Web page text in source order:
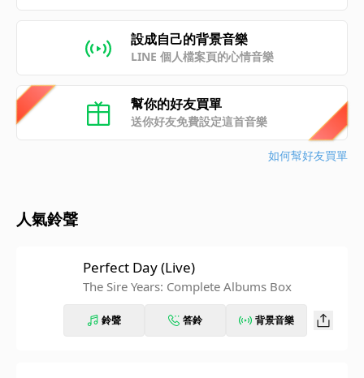
設成自己的背景音樂
LINE 個人檔案頁的心情音樂
幫你的好友買單
送你好友免費設定這首音樂
如何幫好友買單
人氣鈴聲
Perfect Day (Live)
The Sire Years: Complete Albums Box
鈴聲 答鈴 背景音樂